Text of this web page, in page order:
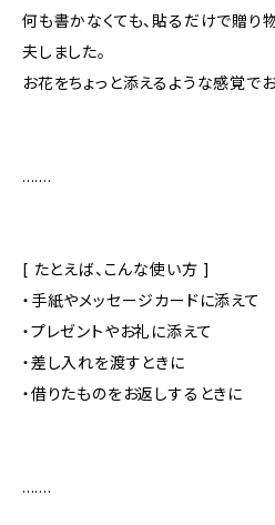
何も書かなくても、貼るだけで贈り
夫しました。
お花をちょっと添えるような感覚で
.......
[ たとえば、こんな使い方 ]
・手紙やメッセージカードに添えて
・プレゼントやお礼に添えて
・差し入れを渡すときに
・借りたものをお返しするときに
.......